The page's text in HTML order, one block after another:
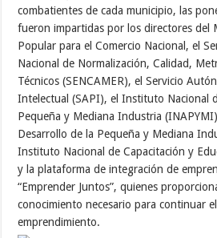
combatientes de cada municipio, las
fueron impartidas por los directores del
Popular para el Comercio Nacional, el
Nacional de Normalización, Calidad,
Técnicos (SENCAMER), el Servicio
Intelectual (SAPI), el Instituto Nacional
Pequeña y Mediana Industria
Desarrollo de la Pequeña y Mediana
Instituto Nacional de Capacitación y
y la plataforma de integración de
“Emprender Juntos”, quienes
conocimiento necesario para continuar
emprendimiento.